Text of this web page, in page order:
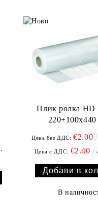
Плик ролка HD
Цена без ДДС: €2.00
Цена с ДДС: €2.40
В